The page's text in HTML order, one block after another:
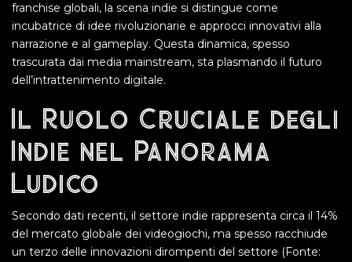
franchise globali, la scena indie si distingue come
incubatrice di idee rivoluzionarie e approcci innovativi alla
narrazione e al gameplay. Questa dinamica, spesso
trascurata dai media mainstream, sta plasmando il futuro
dell’intrattenimento digitale.
Il Ruolo Cruciale degli
Indie nel Panorama
Ludico
Secondo dati recenti, il settore indie rappresenta circa il 14%
del mercato globale dei videogiochi, ma spesso racchiude
un terzo delle innovazioni dirompenti del settore (Fonte: